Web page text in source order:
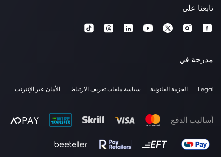
تابعنا على
مدرجة في
Legal الحزمة القانونية سياسة ملفات تعريف الارتباط الأمان عبر الإنترنت
أساليب الدفع